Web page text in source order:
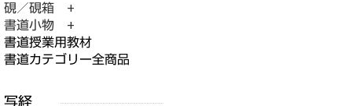
硯／硯箱 +
書道小物 +
書道授業用教材
書道カテゴリー全商品